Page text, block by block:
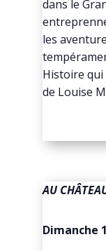
dans le
les
Histoire
de Louise
AU
Dimanche